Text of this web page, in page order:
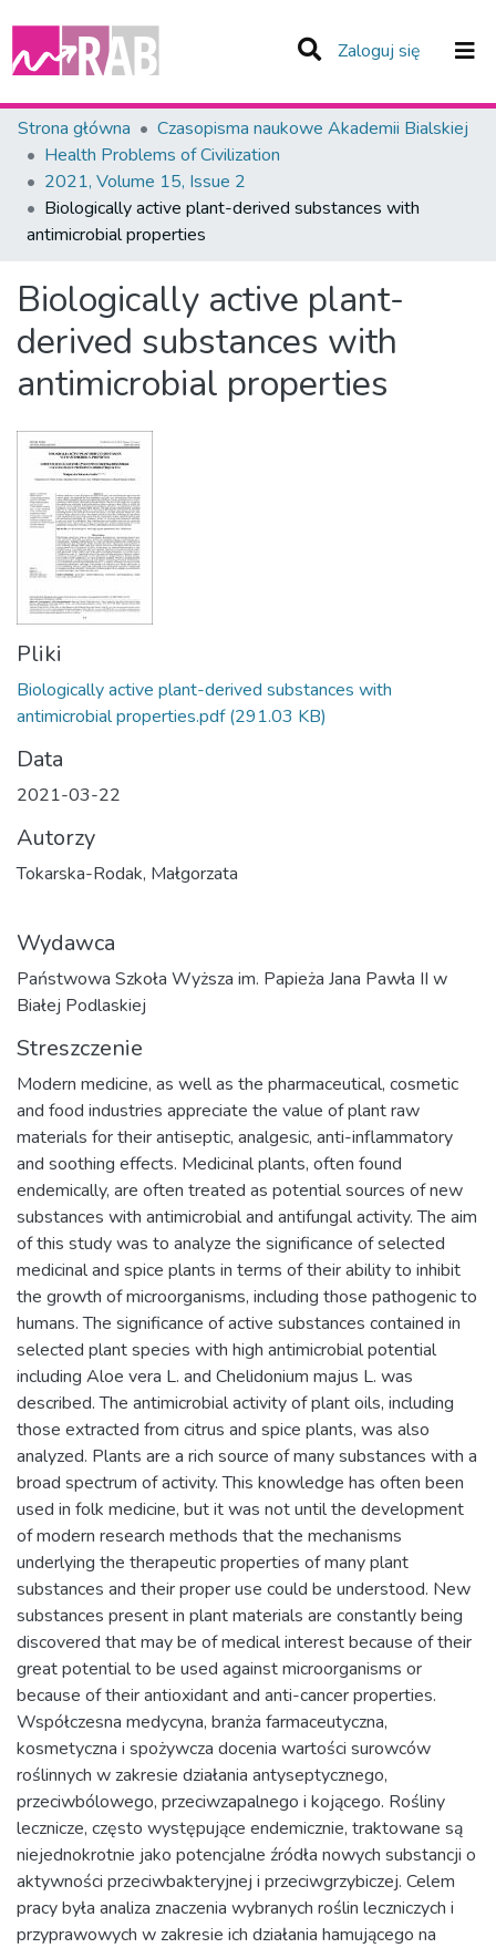
Zaloguj się (current)
Zespoły i Kolekcje
Statystyka
Całe Repozytorium
Strona główna
Czasopisma naukowe Akademii Bialskiej
Health Problems of Civilization
2021, Volume 15, Issue 2
Biologically active plant-derived substances with
antimicrobial properties
Biologically active plant-
derived substances with
antimicrobial properties
Pliki
Biologically active plant-derived substances with
antimicrobial properties.pdf (291.03 KB)
Data
2021-03-22
Autorzy
Tokarska-Rodak, Małgorzata
Wydawca
Państwowa Szkoła Wyższa im. Papieża Jana Pawła II w
Białej Podlaskiej
Streszczenie
Modern medicine, as well as the pharmaceutical, cosmetic
and food industries appreciate the value of plant raw
materials for their antiseptic, analgesic, anti-inflammatory
and soothing effects. Medicinal plants, often found
endemically, are often treated as potential sources of new
substances with antimicrobial and antifungal activity. The aim
of this study was to analyze the significance of selected
medicinal and spice plants in terms of their ability to inhibit
the growth of microorganisms, including those pathogenic to
humans. The significance of active substances contained in
selected plant species with high antimicrobial potential
including Aloe vera L. and Chelidonium majus L. was
described. The antimicrobial activity of plant oils, including
those extracted from citrus and spice plants, was also
analyzed. Plants are a rich source of many substances with a
broad spectrum of activity. This knowledge has often been
used in folk medicine, but it was not until the development
of modern research methods that the mechanisms
underlying the therapeutic properties of many plant
substances and their proper use could be understood. New
substances present in plant materials are constantly being
discovered that may be of medical interest because of their
great potential to be used against microorganisms or
because of their antioxidant and anti-cancer properties.
Współczesna medycyna, branża farmaceutyczna,
kosmetyczna i spożywcza docenia wartości surowców
roślinnych w zakresie działania antyseptycznego,
przeciwbólowego, przeciwzapalnego i kojącego. Rośliny
lecznicze, często występujące endemicznie, traktowane są
niejednokrotnie jako potencjalne źródła nowych substancji o
aktywności przeciwbakteryjnej i przeciwgrzybiczej. Celem
pracy była analiza znaczenia wybranych roślin leczniczych i
przyprawowych w zakresie ich działania hamującego na